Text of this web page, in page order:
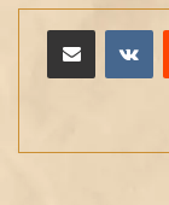
مشاركة عبر البريد